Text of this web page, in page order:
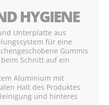
HYGIENE
Unterplatte aus
für eine
Gummis
Schnitt auf ein
Aluminium mit
Halt des Produktes
und hinteres